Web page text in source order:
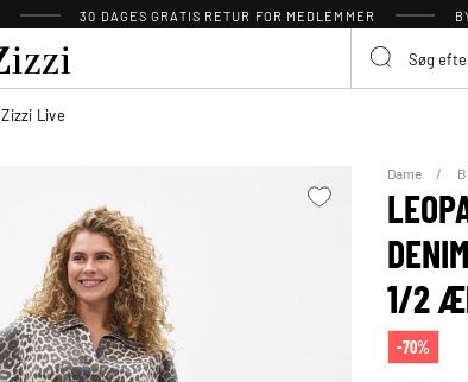
30 DAGES GRATIS RETUR FOR MEDLEMMER
Zizzi Live
Dame
1/2
-70%